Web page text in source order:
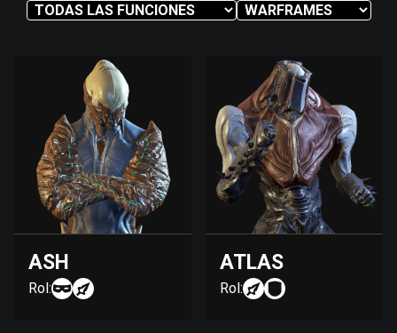
ASH
Rol:
ATLAS
Rol: